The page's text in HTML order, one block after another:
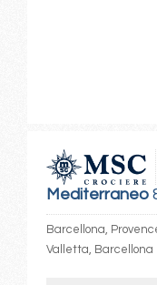
Mediterraneo
Barcellona,
Valletta, Barcellona